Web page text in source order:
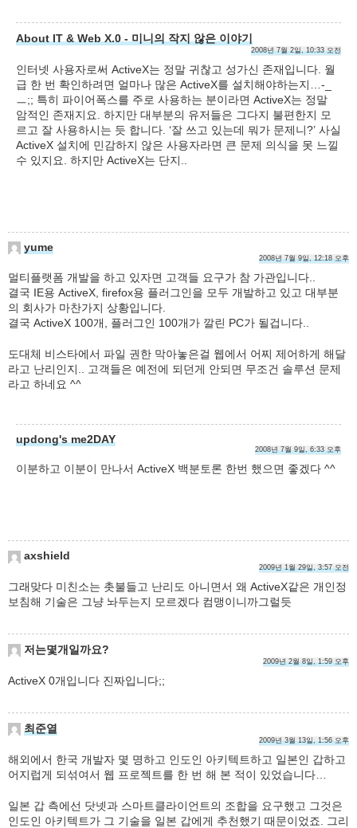
About IT & Web X.0 - 미니의 작지 않은 이야기
2008년 7월 2일, 10:33 오전
인터넷 사용자로써 ActiveX는 정말 귀찮고 성가신 존재입니다. 월
급 한 번 확인하려면 얼마나 많은 ActiveX를 설치해야하는지…-_
ㅡ;; 특히 파이어폭스를 주로 사용하는 분이라면 ActiveX는 정말
암적인 존재지요. 하지만 대부분의 유저들은 그다지 불편한지 모
르고 잘 사용하시는 듯 합니다. ‘잘 쓰고 있는데 뭐가 문제니?’ 사실
ActiveX 설치에 민감하지 않은 사용자라면 큰 문제 의식을 못 느낄
수 있지요. 하지만 ActiveX는 단지..
yume
2008년 7월 9일, 12:18 오후
멀티플랫폼 개발을 하고 있자면 고객들 요구가 참 가관입니다..
결국 IE용 ActiveX, firefox용 플러그인을 모두 개발하고 있고 대부분
의 회사가 마찬가지 상황입니다.
결국 ActiveX 100개, 플러그인 100개가 깔린 PC가 될겁니다..
도대체 비스타에서 파일 권한 막아놓은걸 웹에서 어찌 제어하게 해달
라고 난리인지.. 고객들은 예전에 되던게 안되면 무조건 솔루션 문제
라고 하네요 ^^
updong's me2DAY
2008년 7월 9일, 6:33 오후
이분하고 이분이 만나서 ActiveX 백분토론 한번 했으면 좋겠다 ^^
axshield
2009년 1월 29일, 3:57 오전
그래맞다 미친소는 촛불들고 난리도 아니면서 왜 ActiveX같은 개인정
보침해 기술은 그냥 놔두는지 모르겠다 컴맹이니까그럴듯
저는몇개일까요?
2009년 2월 8일, 1:59 오후
ActiveX 0개입니다 진짜입니다;;
최준열
2009년 3월 13일, 1:56 오후
해외에서 한국 개발자 몇 명하고 인도인 아키텍트하고 일본인 갑하고
어지럽게 되섞여서 웹 프로젝트를 한 번 해 본 적이 있었습니다…
일본 갑 측에선 닷넷과 스마트클라이언트의 조합을 요구했고 그것은
인도인 아키텍트가 그 기술을 일본 갑에게 추천했기 때문이었죠. 그리